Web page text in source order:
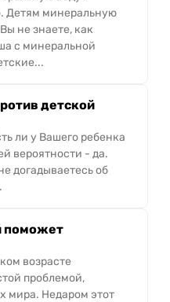
Детям минеральную
не знаете, как
с минеральной
детской
ли у Вашего ребенка
вероятности - да.
догадываетесь об
поможет
возрасте
проблемой,
мира. Недаром этот